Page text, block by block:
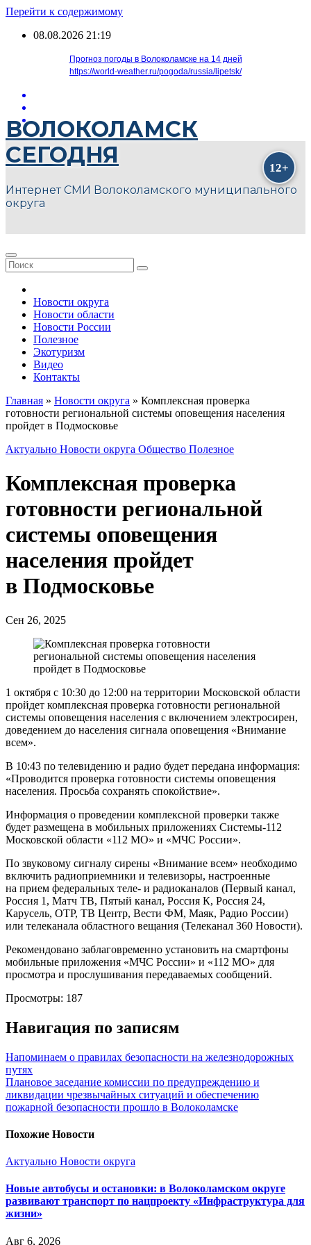
Перейти к содержимому
08.08.2026 21:19
Прогноз погоды в Волоколамске на 14 дней
https://world-weather.ru/pogoda/russia/lipetsk/
ВОЛОКОЛАМСК
СЕГОДНЯ
Интернет СМИ Волоколамского муниципального
округа
Новости округа
Новости области
Новости России
Полезное
Экотуризм
Видео
Контакты
Главная » Новости округа » Комплексная проверка
готовности региональной системы оповещения населения
пройдет в Подмосковье
Актуально Новости округа Общество Полезное
Комплексная проверка
готовности региональной
системы оповещения
населения пройдет
в Подмосковье
Сен 26, 2025
1 октября с 10:30 до 12:00 на территории Московской области
пройдет комплексная проверка готовности региональной
системы оповещения населения с включением электросирен,
доведением до населения сигнала оповещения «Внимание
всем».
В 10:43 по телевидению и радио будет передана информация:
«Проводится проверка готовности системы оповещения
населения. Просьба сохранять спокойствие».
Информация о проведении комплексной проверки также
будет размещена в мобильных приложениях Системы-112
Московской области «112 МО» и «МЧС России».
По звуковому сигналу сирены «Внимание всем» необходимо
включить радиоприемники и телевизоры, настроенные
на прием федеральных теле- и радиоканалов (Первый канал,
Россия 1, Матч ТВ, Пятый канал, Россия К, Россия 24,
Карусель, ОТР, ТВ Центр, Вести ФМ, Маяк, Радио России)
или телеканала областного вещания (Телеканал 360 Новости).
Рекомендовано заблаговременно установить на смартфоны
мобильные приложения «МЧС России» и «112 МО» для
просмотра и прослушивания передаваемых сообщений.
Просмотры: 187
Навигация по записям
Напоминаем о правилах безопасности на железнодорожных
путях
Плановое заседание комиссии по предупреждению и
ликвидации чрезвычайных ситуаций и обеспечению
пожарной безопасности прошло в Волоколамске
Похожие Новости
Актуально Новости округа
Новые автобусы и остановки: в Волоколамском округе
развивают транспорт по нацпроекту «Инфраструктура для
жизни»
Авг 6, 2026